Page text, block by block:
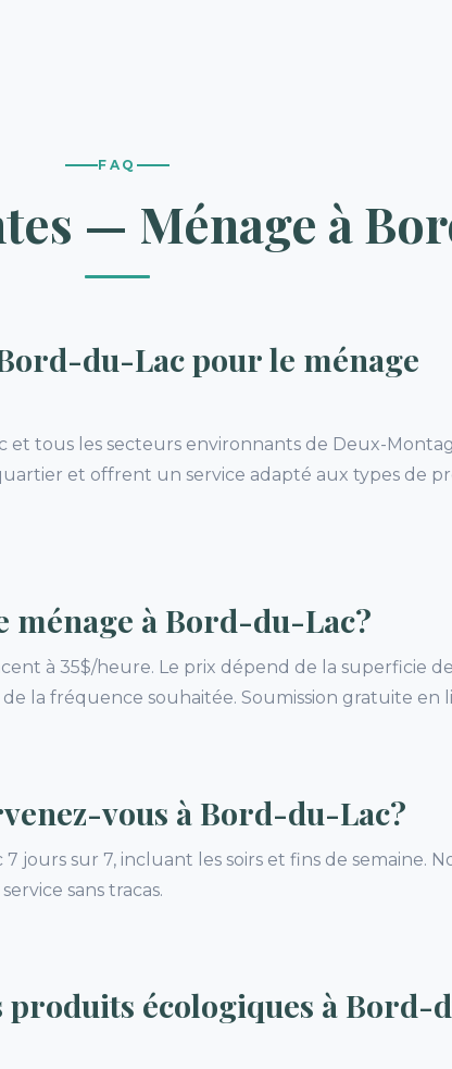
FAQ
— Ménage à
du-Lac pour le ménage
et tous les secteurs environnants de Deux-
et offrent un service adapté aux types de
ménage à Bord-du-Lac?
à 35$/heure. Le prix dépend de la superficie
la fréquence souhaitée. Soumission gratuite en
vous à Bord-du-Lac?
jours sur 7, incluant les soirs et fins de semaine.
sans tracas.
produits écologiques à Bord-